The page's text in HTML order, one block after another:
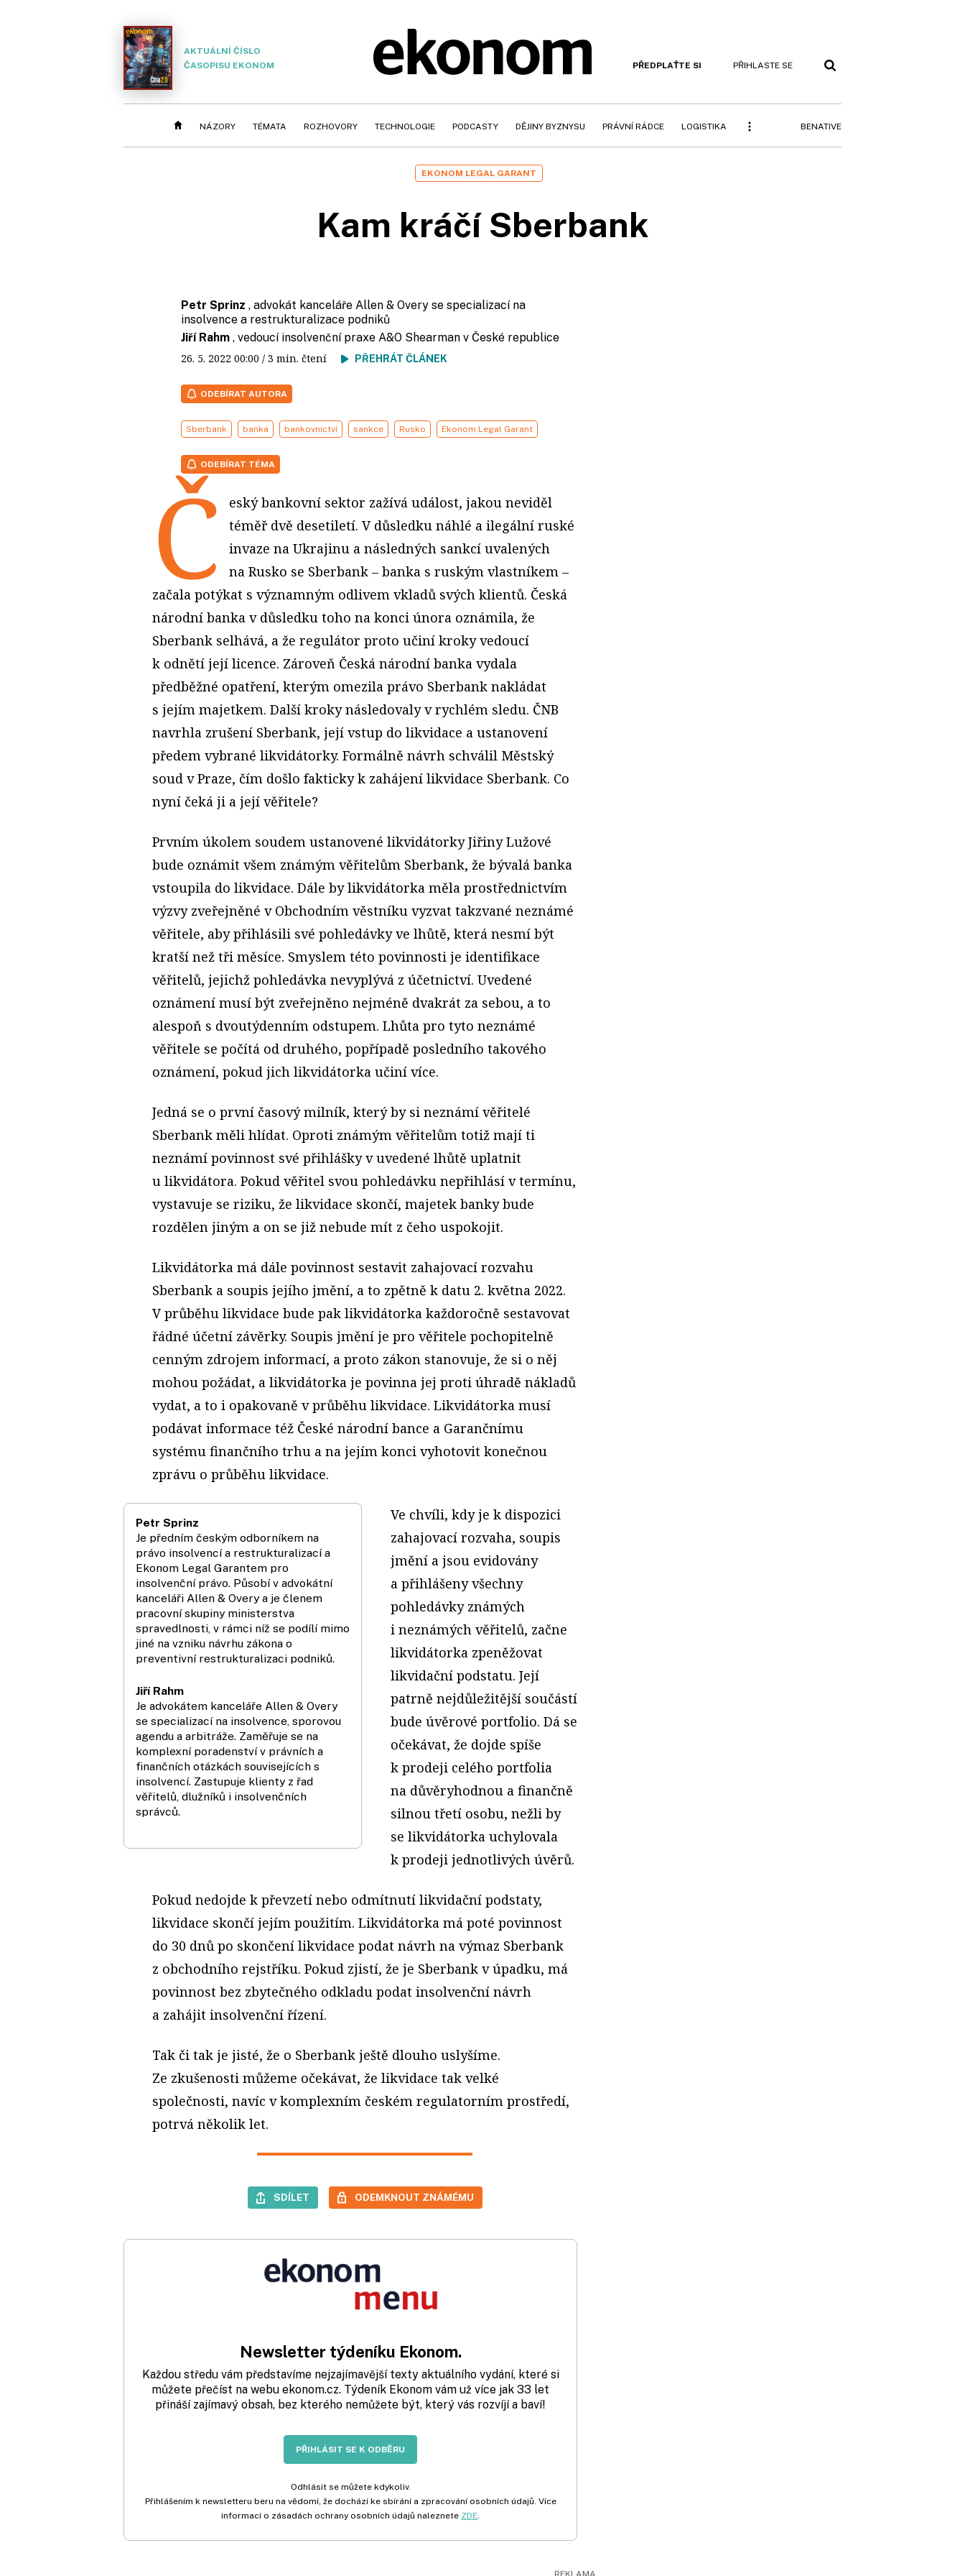
AKTUÁLNÍ ČÍSLO
ČASOPISU EKONOM
PŘEDPLAŤTE SI PŘIHLASTE SE
NÁZORY TÉMATA ROZHOVORY TECHNOLOGIE PODCASTY DĚJINY BYZNYSU PRÁVNÍ RÁDCE LOGISTIKA BENATIVE
EKONOM LEGAL GARANT
Kam kráčí Sberbank
Petr Sprinz , advokát kanceláře Allen & Overy se specializací na
insolvence a restrukturalizace podniků
Jiří Rahm , vedoucí insolvenční praxe A&O Shearman v České republice
26. 5. 2022 00:00 / 3 min. čtení PŘEHRÁT ČLÁNEK
ODEBÍRAT AUTORA
Sberbank banka bankovnictví sankce Rusko Ekonom Legal Garant
ODEBÍRAT TÉMA
Č
eský bankovní sektor zažívá událost, jakou neviděl
téměř dvě desetiletí. V důsledku náhlé a ilegální ruské
invaze na Ukrajinu a následných sankcí uvalených
na Rusko se Sberbank – banka s ruským vlastníkem –
začala potýkat s významným odlivem vkladů svých klientů. Česká
národní banka v důsledku toho na konci února oznámila, že
Sberbank selhává, a že regulátor proto učiní kroky vedoucí
k odnětí její licence. Zároveň Česká národní banka vydala
předběžné opatření, kterým omezila právo Sberbank nakládat
s jejím majetkem. Další kroky následovaly v rychlém sledu. ČNB
navrhla zrušení Sberbank, její vstup do likvidace a ustanovení
předem vybrané likvidátorky. Formálně návrh schválil Městský
soud v Praze, čím došlo fakticky k zahájení likvidace Sberbank. Co
nyní čeká ji a její věřitele?
Prvním úkolem soudem ustanovené likvidátorky Jiřiny Lužové
bude oznámit všem známým věřitelům Sberbank, že bývalá banka
vstoupila do likvidace. Dále by likvidátorka měla prostřednictvím
výzvy zveřejněné v Obchodním věstníku vyzvat takzvané neznámé
věřitele, aby přihlásili své pohledávky ve lhůtě, která nesmí být
kratší než tři měsíce. Smyslem této povinnosti je identifikace
věřitelů, jejichž pohledávka nevyplývá z účetnictví. Uvedené
oznámení musí být zveřejněno nejméně dvakrát za sebou, a to
alespoň s dvoutýdenním odstupem. Lhůta pro tyto neznámé
věřitele se počítá od druhého, popřípadě posledního takového
oznámení, pokud jich likvidátorka učiní více.
Jedná se o první časový milník, který by si neznámí věřitelé
Sberbank měli hlídat. Oproti známým věřitelům totiž mají ti
neznámí povinnost své přihlášky v uvedené lhůtě uplatnit
u likvidátora. Pokud věřitel svou pohledávku nepřihlásí v termínu,
vystavuje se riziku, že likvidace skončí, majetek banky bude
rozdělen jiným a on se již nebude mít z čeho uspokojit.
Likvidátorka má dále povinnost sestavit zahajovací rozvahu
Sberbank a soupis jejího jmění, a to zpětně k datu 2. května 2022.
V průběhu likvidace bude pak likvidátorka každoročně sestavovat
řádné účetní závěrky. Soupis jmění je pro věřitele pochopitelně
cenným zdrojem informací, a proto zákon stanovuje, že si o něj
mohou požádat, a likvidátorka je povinna jej proti úhradě nákladů
vydat, a to i opakovaně v průběhu likvidace. Likvidátorka musí
podávat informace též České národní bance a Garančnímu
systému finančního trhu a na jejím konci vyhotovit konečnou
zprávu o průběhu likvidace.
Petr Sprinz
Je předním českým odborníkem na
právo insolvencí a restrukturalizací a
Ekonom Legal Garantem pro
insolvenční právo. Působí v advokátní
kanceláři Allen & Overy a je členem
pracovní skupiny ministerstva
spravedlnosti, v rámci níž se podílí mimo
jiné na vzniku návrhu zákona o
preventivní restrukturalizaci podniků.
Jiří Rahm
Je advokátem kanceláře Allen & Overy
se specializací na insolvence, sporovou
agendu a arbitráže. Zaměřuje se na
komplexní poradenství v právních a
finančních otázkách souvisejících s
insolvencí. Zastupuje klienty z řad
věřitelů, dlužníků i insolvenčních
správců.
Ve chvíli, kdy je k dispozici
zahajovací rozvaha, soupis
jmění a jsou evidovány
a přihlášeny všechny
pohledávky známých
i neznámých věřitelů, začne
likvidátorka zpeněžovat
likvidační podstatu. Její
patrně nejdůležitější součástí
bude úvěrové portfolio. Dá se
očekávat, že dojde spíše
k prodeji celého portfolia
na důvěryhodnou a finančně
silnou třetí osobu, nežli by
se likvidátorka uchylovala
k prodeji jednotlivých úvěrů.
Pokud nedojde k převzetí nebo odmítnutí likvidační podstaty,
likvidace skončí jejím použitím. Likvidátorka má poté povinnost
do 30 dnů po skončení likvidace podat návrh na výmaz Sberbank
z obchodního rejstříku. Pokud zjistí, že je Sberbank v úpadku, má
povinnost bez zbytečného odkladu podat insolvenční návrh
a zahájit insolvenční řízení.
Tak či tak je jisté, že o Sberbank ještě dlouho uslyšíme.
Ze zkušenosti můžeme očekávat, že likvidace tak velké
společnosti, navíc v komplexním českém regulatorním prostředí,
potrvá několik let.
SDÍLET ODEMKNOUT ZNÁMÉMU
Newsletter týdeníku Ekonom.
Každou středu vám představíme nejzajímavější texty aktuálního vydání, které si
můžete přečíst na webu ekonom.cz. Týdeník Ekonom vám už více jak 33 let
přináší zajímavý obsah, bez kterého nemůžete být, který vás rozvíjí a baví!
PŘIHLÁSIT SE K ODBĚRU
Odhlásit se můžete kdykoliv.
Přihlášením k newsletteru beru na vědomí, že dochází ke sbírání a zpracování osobních údajů. Více
informací o zásadách ochrany osobních údajů naleznete ZDE.